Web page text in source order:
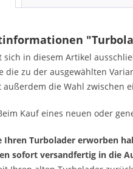
sich in diesem Artikel
die zu der ausgewählten
außerdem die Wahl zwischen
Kauf eines neuen oder
Ihren Turbolader erworben
sofort versandfertig in die